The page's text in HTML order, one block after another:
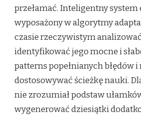
przełamać. Inteligentny system
wyposażony w algorytmy
czasie rzeczywistym
identyfikować jego mocne i
patterns popełnianych błędów
dostosowywać ścieżkę nauki.
nie zrozumiał podstaw
wygenerować dziesiątki